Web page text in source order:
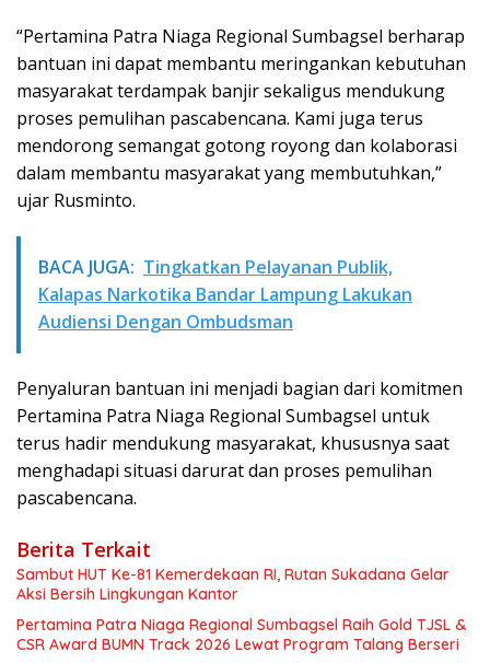
“Pertamina Patra Niaga Regional Sumbagsel berharap
bantuan ini dapat membantu meringankan kebutuhan
masyarakat terdampak banjir sekaligus mendukung
proses pemulihan pascabencana. Kami juga terus
mendorong semangat gotong royong dan kolaborasi
dalam membantu masyarakat yang membutuhkan,”
ujar Rusminto.
BACA JUGA: Tingkatkan Pelayanan Publik,
Kalapas Narkotika Bandar Lampung Lakukan
Audiensi Dengan Ombudsman
Penyaluran bantuan ini menjadi bagian dari komitmen
Pertamina Patra Niaga Regional Sumbagsel untuk
terus hadir mendukung masyarakat, khususnya saat
menghadapi situasi darurat dan proses pemulihan
pascabencana.
Berita Terkait
Sambut HUT Ke-81 Kemerdekaan RI, Rutan Sukadana Gelar
Aksi Bersih Lingkungan Kantor
Pertamina Patra Niaga Regional Sumbagsel Raih Gold TJSL &
CSR Award BUMN Track 2026 Lewat Program Talang Berseri